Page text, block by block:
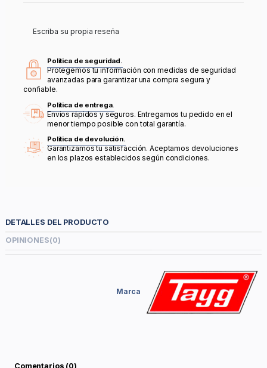
Escriba su propia reseña
Política de seguridad.
Protegemos tu información con medidas de seguridad
avanzadas para garantizar una compra segura y
confiable.
Política de entrega.
Envíos rápidos y seguros. Entregamos tu pedido en el
menor tiempo posible con total garantía.
Política de devolución.
Garantizamos tu satisfacción. Aceptamos devoluciones
en los plazos establecidos según condiciones.
DETALLES DEL PRODUCTO
OPINIONES(0)
Marca
Comentarios (0)